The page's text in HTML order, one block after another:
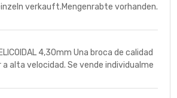
verkauft.Mengenrabte vorhanden.
4,30mm Una broca de calidad
alta velocidad. Se vende individualme